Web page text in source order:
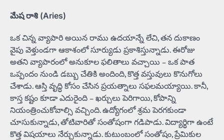
మేష రాశి (Aries)
ఒక చిన్న వ్యాపారి అయిన రాము ఉదయాన్నే లేచి, తన దుకాణం
వైపు వెళ్తుండగా ఆకాశంలో సూర్యుడు ప్రకాశిస్తున్నాడు. ఈరోజు
అతని వ్యాపారంలో అనుకూల ఫలితాలు వచ్చాయి – ఒక పాత
ఒప్పందం నుండి డబ్బు చేతికి అందింది, కొత్త వస్తువులు కొనుగోలు
చేశాడు. ఆస్తి వృద్ధి కోసం చేసిన ప్రయత్నాలు సఫలమయ్యాయి. కానీ,
కాస్త కష్టం కూడా ఎదురైంది – ఖర్చులు పెరిగాయి, కోపాన్ని
నియంత్రించుకోవాల్సి వచ్చింది. ఉద్యోగంలో శ్రమ పెరగకుండా
చూసుకున్నాడు, తోటివారితో సంతోషంగా గడిపాడు. విద్యార్థిగా ఉంటే
కొత్త విషయాలు నేర్చుకున్నాడు. కుటుంబంలో సంతోషం, ప్రేమికుల